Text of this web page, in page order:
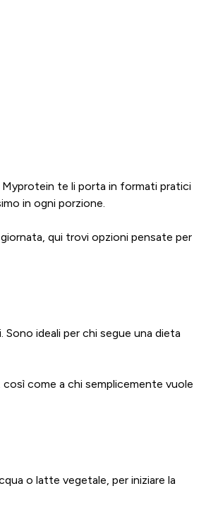
te li porta in formati pratici
in ogni porzione.
qui trovi opzioni pensate per
ideali per chi segue una dieta
come a chi semplicemente vuole
o latte vegetale, per iniziare la